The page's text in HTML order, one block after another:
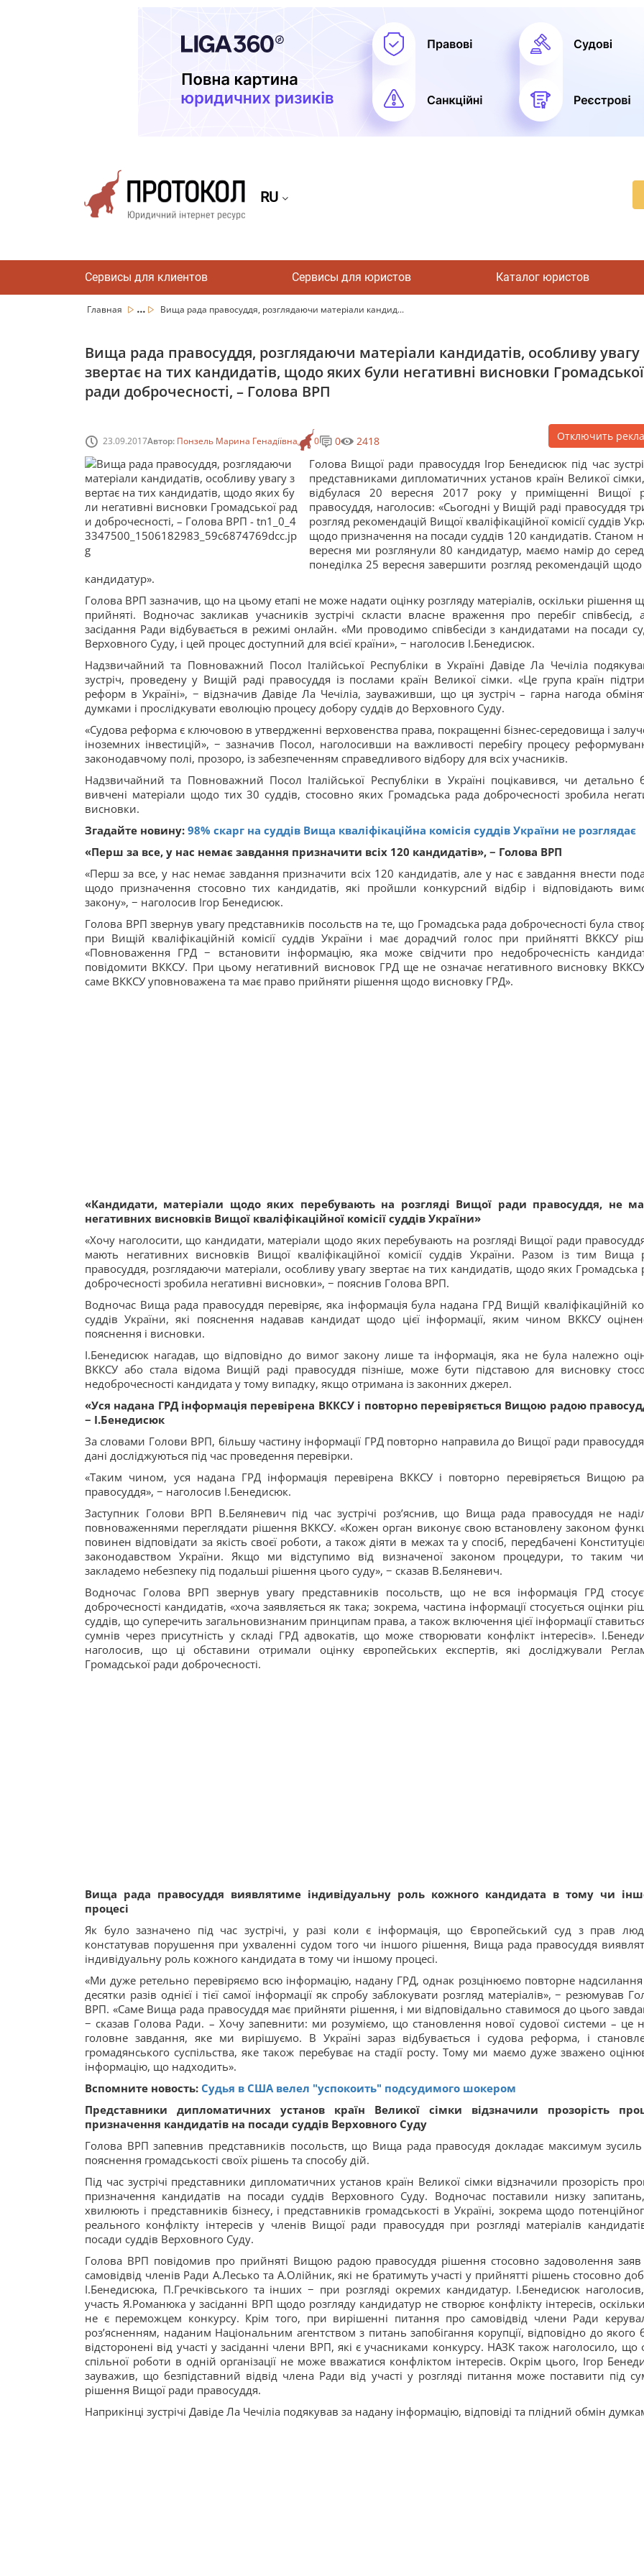
RU
Сервисы для клиентов Сервисы для юристов Каталог юристов
Главная ... Вища рада правосуддя, розглядаючи матеріали кандид...
Вища рада правосуддя, розглядаючи матеріали кандидатів, особливу увагу
звертає на тих кандидатів, щодо яких були негативні висновки Громадської
ради доброчесності, – Голова ВРП
23.09.2017Автор: Понзель Марина Генадіївна 0 0 2418 Отключить
Голова Вищої ради правосуддя Ігор Бенедисюк під час
представниками дипломатичних установ країн Великої
відбулася 20 вересня 2017 року у приміщенні Вищої
правосуддя, наголосив: «Сьогодні у Вищій раді правосуддя
розгляд рекомендацій Вищої кваліфікаційної комісії суддів
щодо призначення на посади суддів 120 кандидатів. Станом
вересня ми розглянули 80 кандидатур, маємо намір до
понеділка 25 вересня завершити розгляд рекомендацій щодо
кандидатур».
Голова ВРП зазначив, що на цьому етапі не може надати оцінку розгляду матеріалів, оскільки рішення
прийняті. Водночас закликав учасників зустрічі скласти власне враження про перебіг співбесід,
засідання Ради відбувається в режимі онлайн. «Ми проводимо співбесіди з кандидатами на посади
Верховного Суду, і цей процес доступний для всієї країни», − наголосив І.Бенедисюк.
Надзвичайний та Повноважний Посол Італійської Республіки в Україні Давіде Ла Чечіліа
зустріч, проведену у Вищій раді правосуддя із послами країн Великої сімки. «Це група країн
реформ в Україні», − відзначив Давіде Ла Чечіліа, зауваживши, що ця зустріч – гарна нагода
думками і прослідкувати еволюцію процесу добору суддів до Верховного Суду.
«Судова реформа є ключовою в утвердженні верховенства права, покращенні бізнес-середовища і
іноземних інвестицій», − зазначив Посол, наголосивши на важливості перебігу процесу
законодавчому полі, прозоро, із забезпеченням справедливого відбору для всіх учасників.
Надзвичайний та Повноважний Посол Італійської Республіки в Україні поцікавився, чи детально
вивчені матеріали щодо тих 30 суддів, стосовно яких Громадська рада доброчесності зробила
висновки.
Згадайте новину: 98% скарг на суддів Вища кваліфікаційна комісія суддів України не розглядає
«Перш за все, у нас немає завдання призначити всіх 120 кандидатів», − Голова ВРП
«Перш за все, у нас немає завдання призначити всіх 120 кандидатів, але у нас є завдання внести
щодо призначення стосовно тих кандидатів, які пройшли конкурсний відбір і відповідають
закону», − наголосив Ігор Бенедисюк.
Голова ВРП звернув увагу представників посольств на те, що Громадська рада доброчесності була
при Вищій кваліфікаційній комісії суддів України і має дорадчий голос при прийнятті ВККСУ
«Повноваження ГРД − встановити інформацію, яка може свідчити про недоброчесність
повідомити ВККСУ. При цьому негативний висновок ГРД ще не означає негативного висновку
саме ВККСУ уповноважена та має право прийняти рішення щодо висновку ГРД».
«Кандидати, матеріали щодо яких перебувають на розгляді Вищої ради правосуддя, не
негативних висновків Вищої кваліфікаційної комісії суддів України»
«Хочу наголосити, що кандидати, матеріали щодо яких перебувають на розгляді Вищої ради
мають негативних висновків Вищої кваліфікаційної комісії суддів України. Разом із тим Вища
правосуддя, розглядаючи матеріали, особливу увагу звертає на тих кандидатів, щодо яких Громадська
доброчесності зробила негативні висновки», − пояснив Голова ВРП.
Водночас Вища рада правосуддя перевіряє, яка інформація була надана ГРД Вищій кваліфікаційній
суддів України, які пояснення надавав кандидат щодо цієї інформації, яким чином ВККСУ
пояснення і висновки.
І.Бенедисюк нагадав, що відповідно до вимог закону лише та інформація, яка не була належно
ВККСУ або стала відома Вищій раді правосуддя пізніше, може бути підставою для висновку
недоброчесності кандидата у тому випадку, якщо отримана із законних джерел.
«Уся надана ГРД інформація перевірена ВККСУ і повторно перевіряється Вищою радою
− І.Бенедисюк
За словами Голови ВРП, більшу частину інформації ГРД повторно направила до Вищої ради правосуддя,
дані досліджуються під час проведення перевірки.
«Таким чином, уся надана ГРД інформація перевірена ВККСУ і повторно перевіряється Вищою
правосуддя», − наголосив І.Бенедисюк.
Заступник Голови ВРП В.Беляневич під час зустрічі роз’яснив, що Вища рада правосуддя не
повноваженнями переглядати рішення ВККСУ. «Кожен орган виконує свою встановлену законом
повинен відповідати за якість своєї роботи, а також діяти в межах та у спосіб, передбачені
законодавством України. Якщо ми відступимо від визначеної законом процедури, то таким
закладемо небезпеку під подальші рішення цього суду», − сказав В.Беляневич.
Водночас Голова ВРП звернув увагу представників посольств, що не вся інформація ГРД
доброчесності кандидатів, «хоча заявляється як така; зокрема, частина інформації стосується оцінки
суддів, що суперечить загальновизнаним принципам права, а також включення цієї інформації
сумнів через присутність у складі ГРД адвокатів, що може створювати конфлікт інтересів».
наголосив, що ці обставини отримали оцінку європейських експертів, які досліджували
Громадської ради доброчесності.
Вища рада правосуддя виявлятиме індивідуальну роль кожного кандидата в тому чи
процесі
Як було зазначено під час зустрічі, у разі коли є інформація, що Європейський суд з прав
констатував порушення при ухваленні судом того чи іншого рішення, Вища рада правосуддя
індивідуальну роль кожного кандидата в тому чи іншому процесі.
«Ми дуже ретельно перевіряємо всю інформацію, надану ГРД, однак розцінюємо повторне
десятки разів однієї і тієї самої інформації як спробу заблокувати розгляд матеріалів», − резюмував
ВРП. «Саме Вища рада правосуддя має прийняти рішення, і ми відповідально ставимося до цього
− сказав Голова Ради. – Хочу запевнити: ми розуміємо, що становлення нової судової системи – це
головне завдання, яке ми вирішуємо. В Україні зараз відбувається і судова реформа, і
громадянського суспільства, яке також перебуває на стадії росту. Тому ми маємо дуже зважено
інформацію, що надходить».
Вспомните новость: Судья в США велел "успокоить" подсудимого шокером
Представники дипломатичних установ країн Великої сімки відзначили прозорість
призначення кандидатів на посади суддів Верховного Суду
Голова ВРП запевнив представників посольств, що Вища рада правосудя докладає максимум
пояснення громадськості своїх рішень та способу дій.
Під час зустрічі представники дипломатичних установ країн Великої сімки відзначили прозорість
призначення кандидатів на посади суддів Верховного Суду. Водночас поставили низку
хвилюють і представників бізнесу, і представників громадськості в Україні, зокрема щодо
реального конфлікту інтересів у членів Вищої ради правосуддя при розгляді матеріалів
посади суддів Верховного Суду.
Голова ВРП повідомив про прийняті Вищою радою правосуддя рішення стосовно задоволення
самовідвід членів Ради А.Лесько та А.Олійник, які не братимуть участі у прийнятті рішень стосовно
І.Бенедисюка, П.Гречківського та інших − при розгляді окремих кандидатур. І.Бенедисюк
участь Я.Романюка у засіданні ВРП щодо розгляду кандидатур не створює конфлікту інтересів,
не є переможцем конкурсу. Крім того, при вирішенні питання про самовідвід члени Ради
роз’ясненням, наданим Національним агентством з питань запобігання корупції, відповідно до якого
відсторонені від участі у засіданні члени ВРП, які є учасниками конкурсу. НАЗК також наголосило, що
спільної роботи в одній організації не може вважатися конфліктом інтересів. Окрім цього, Ігор
зауважив, що безпідставний відвід члена Ради від участі у розгляді питання може поставити під
рішення Вищої ради правосуддя.
Наприкінці зустрічі Давіде Ла Чечіліа подякував за надану інформацію, відповіді та плідний обмін